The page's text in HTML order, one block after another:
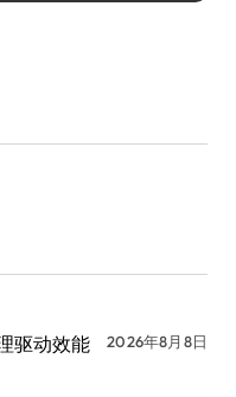
驱动效能
2026年8月8日